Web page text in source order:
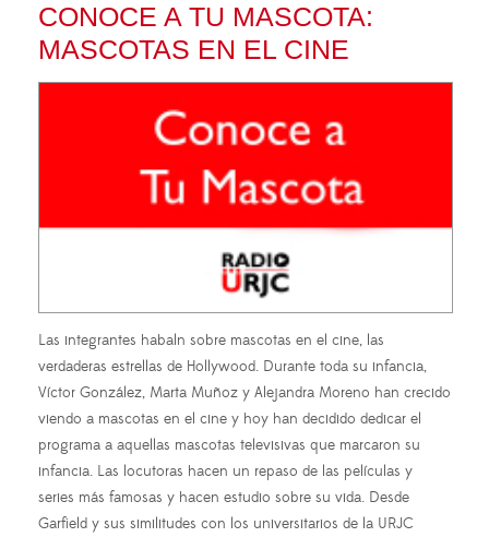
CONOCE A TU MASCOTA:
MASCOTAS EN EL CINE
Las integrantes habaln sobre mascotas en el cine, las
verdaderas estrellas de Hollywood. Durante toda su infancia,
Víctor González, Marta Muñoz y Alejandra Moreno han crecido
viendo a mascotas en el cine y hoy han decidido dedicar el
programa a aquellas mascotas televisivas que marcaron su
infancia. Las locutoras hacen un repaso de las películas y
series más famosas y hacen estudio sobre su vida. Desde
Garfield y sus similitudes con los universitarios de la URJC